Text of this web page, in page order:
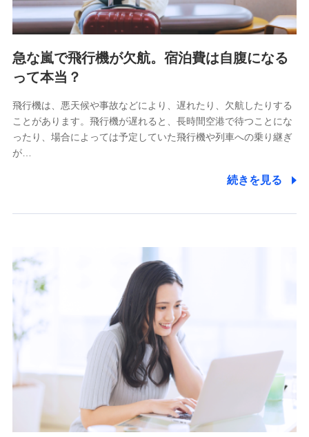
急な嵐で飛行機が欠航。宿泊費は自腹になる
って本当？
飛行機は、悪天候や事故などにより、遅れたり、欠航したりする
ことがあります。飛行機が遅れると、長時間空港で待つことにな
ったり、場合によっては予定していた飛行機や列車への乗り継ぎ
が…
続きを見る